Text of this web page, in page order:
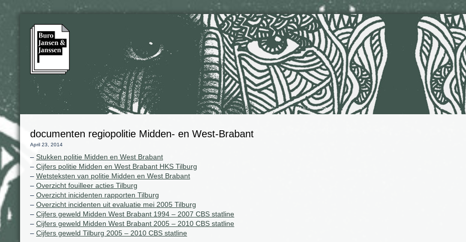
documenten regiopolitie Midden- en West-Brabant
April 23, 2014
– Stukken politie Midden en West Brabant
– Cijfers politie Midden en West Brabant HKS Tilburg
– Wetsteksten van politie Midden en West Brabant
– Overzicht fouilleer acties Tilburg
– Overzicht inicidenten rapporten Tilburg
– Overzicht incidenten uit evaluatie mei 2005 Tilburg
– Cijfers geweld Midden West Brabant 1994 – 2007 CBS statline
– Cijfers geweld Midden West Brabant 2005 – 2010 CBS statline
– Cijfers geweld Tilburg 2005 – 2010 CBS statline